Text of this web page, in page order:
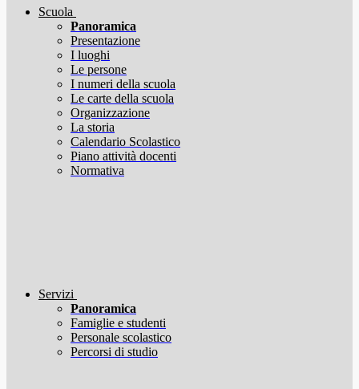
Scuola
Panoramica
Presentazione
I luoghi
Le persone
I numeri della scuola
Le carte della scuola
Organizzazione
La storia
Calendario Scolastico
Piano attività docenti
Normativa
Servizi
Panoramica
Famiglie e studenti
Personale scolastico
Percorsi di studio